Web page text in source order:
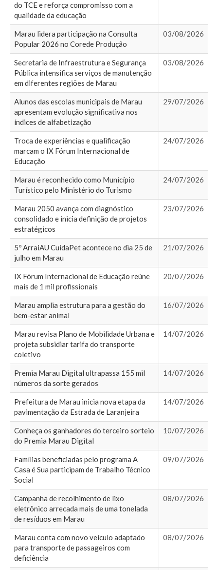
do TCE e reforça compromisso com a
qualidade da educação
Marau lidera participação na Consulta
Popular 2026 no Corede Produção
03/08/2026
Secretaria de Infraestrutura e Segurança
Pública intensifica serviços de manutenção
em diferentes regiões de Marau
03/08/2026
Alunos das escolas municipais de Marau
apresentam evolução significativa nos
índices de alfabetização
29/07/2026
Troca de experiências e qualificação
marcam o IX Fórum Internacional de
Educação
24/07/2026
Marau é reconhecido como Município
Turístico pelo Ministério do Turismo
24/07/2026
Marau 2050 avança com diagnóstico
consolidado e inicia definição de projetos
estratégicos
23/07/2026
5º ArraiAU CuidaPet acontece no dia 25 de
julho em Marau
21/07/2026
IX Fórum Internacional de Educação reúne
mais de 1 mil profissionais
20/07/2026
Marau amplia estrutura para a gestão do
bem-estar animal
16/07/2026
Marau revisa Plano de Mobilidade Urbana e
projeta subsidiar tarifa do transporte
coletivo
14/07/2026
Premia Marau Digital ultrapassa 155 mil
números da sorte gerados
14/07/2026
Prefeitura de Marau inicia nova etapa da
pavimentação da Estrada de Laranjeira
14/07/2026
Conheça os ganhadores do terceiro sorteio
do Premia Marau Digital
10/07/2026
Famílias beneficiadas pelo programa A
Casa é Sua participam de Trabalho Técnico
Social
09/07/2026
Campanha de recolhimento de lixo
eletrônico arrecada mais de uma tonelada
de resíduos em Marau
08/07/2026
Marau conta com novo veículo adaptado
para transporte de passageiros com
deficiência
08/07/2026